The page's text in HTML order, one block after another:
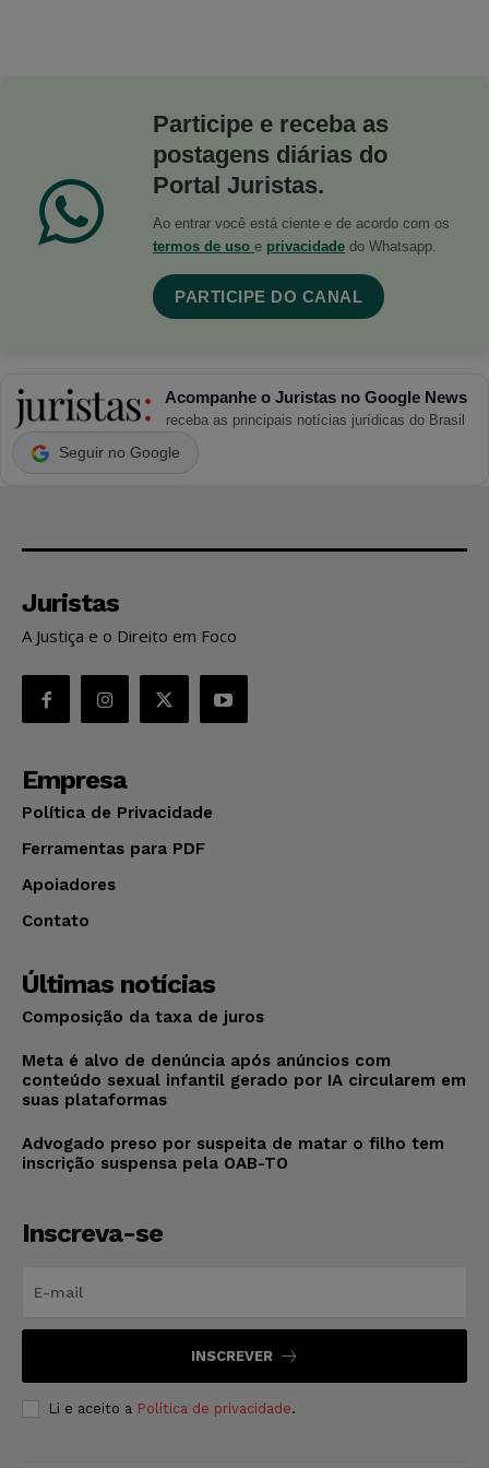
Participe e receba as
postagens diárias do
Portal Juristas.
Ao entrar você está ciente e de acordo com os
termos de uso e privacidade do Whatsapp.
PARTICIPE DO CANAL
Acompanhe o Juristas no Google News
receba as principais notícias jurídicas do Brasil
Seguir no Google
Juristas
A Justiça e o Direito em Foco
Empresa
Política de Privacidade
Ferramentas para PDF
Apoiadores
Contato
Últimas notícias
Composição da taxa de juros
Meta é alvo de denúncia após anúncios com
conteúdo sexual infantil gerado por IA circularem em
suas plataformas
Advogado preso por suspeita de matar o filho tem
inscrição suspensa pela OAB-TO
Inscreva-se
INSCREVER
Li e aceito a Política de privacidade.